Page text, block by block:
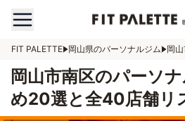
FIT PALETTE 岡山県のパーソナルジム 岡
岡山市南区のパーソ
め20選と全40店舗リ